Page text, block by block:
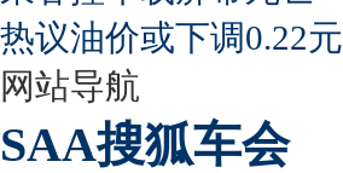
热议油价或下调0.22元
网站导航
SAA搜狐车会